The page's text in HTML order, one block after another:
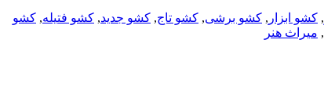
, کشو ابزار , کشو برشی, کشو تاج, کشو جدید, کشو فتیله, کشو
, میراث هنر